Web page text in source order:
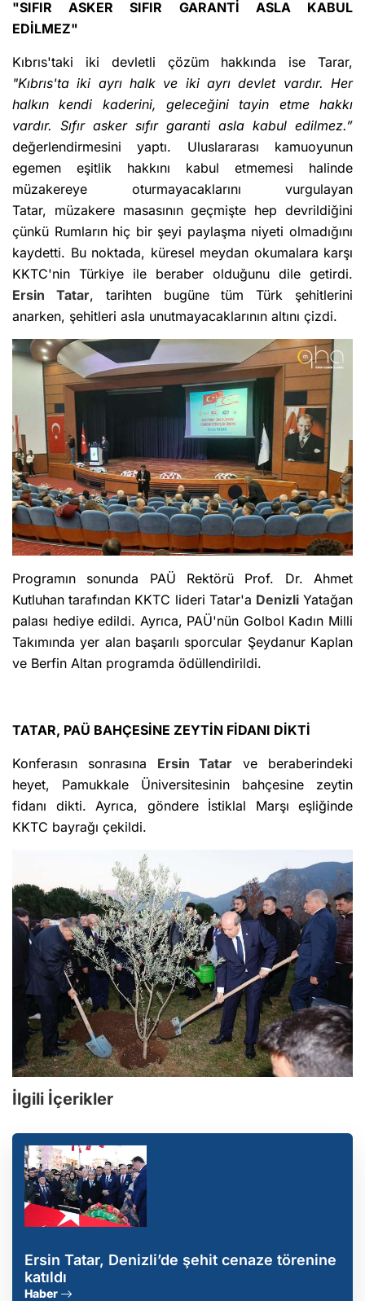
"SIFIR ASKER SIFIR GARANTİ ASLA KABUL
EDİLMEZ"
Kıbrıs'taki iki devletli çözüm hakkında ise Tarar,
"Kıbrıs'ta iki ayrı halk ve iki ayrı devlet vardır. Her
halkın kendi kaderini, geleceğini tayin etme hakkı
vardır. Sıfır asker sıfır garanti asla kabul edilmez.”
değerlendirmesini yaptı. Uluslararası kamuoyunun
egemen eşitlik hakkını kabul etmemesi halinde
müzakereye oturmayacaklarını vurgulayan
Tatar, müzakere masasının geçmişte hep devrildiğini
çünkü Rumların hiç bir şeyi paylaşma niyeti olmadığını
kaydetti. Bu noktada, küresel meydan okumalara karşı
KKTC'nin Türkiye ile beraber olduğunu dile getirdi.
Ersin Tatar, tarihten bugüne tüm Türk şehitlerini
anarken, şehitleri asla unutmayacaklarının altını çizdi.
Programın sonunda PAÜ Rektörü Prof. Dr. Ahmet
Kutluhan tarafından KKTC lideri Tatar'a DenizliYatağan
palası hediye edildi. Ayrıca, PAÜ'nün Golbol Kadın Milli
Takımında yer alan başarılı sporcular Şeydanur Kaplan
ve Berfin Altan programda ödüllendirildi.
TATAR, PAÜ BAHÇESİNE ZEYTİN FİDANI DİKTİ
Konferasın sonrasına Ersin Tatar ve beraberindeki
heyet, Pamukkale Üniversitesinin bahçesine zeytin
fidanı dikti. Ayrıca, göndere İstiklal Marşı eşliğinde
KKTC bayrağı çekildi.
İlgili İçerikler
Ersin Tatar, Denizli’de şehit cenaze törenine
katıldı
Haber